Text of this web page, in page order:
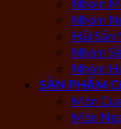
Nhóm
Nhóm
Hải Sản
Nhóm
Nhóm
SẢN PHẨM
Món
Món